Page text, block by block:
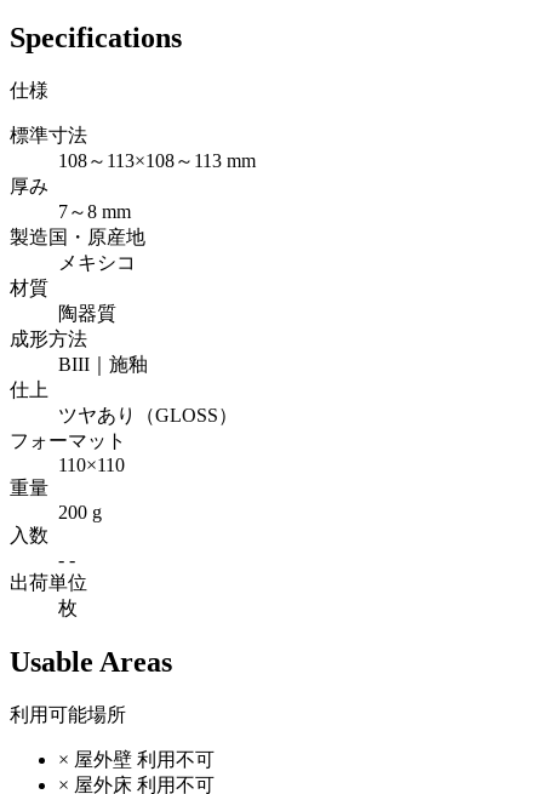
Specifications
仕様
標準寸法
108～113×108～113 mm
厚み
7～8 mm
製造国・原産地
メキシコ
材質
陶器質
成形方法
BIII｜施釉
仕上
ツヤあり（GLOSS）
フォーマット
110×110
重量
200 g
入数
- -
出荷単位
枚
Usable Areas
利用可能場所
× 屋外壁 利用不可
× 屋外床 利用不可